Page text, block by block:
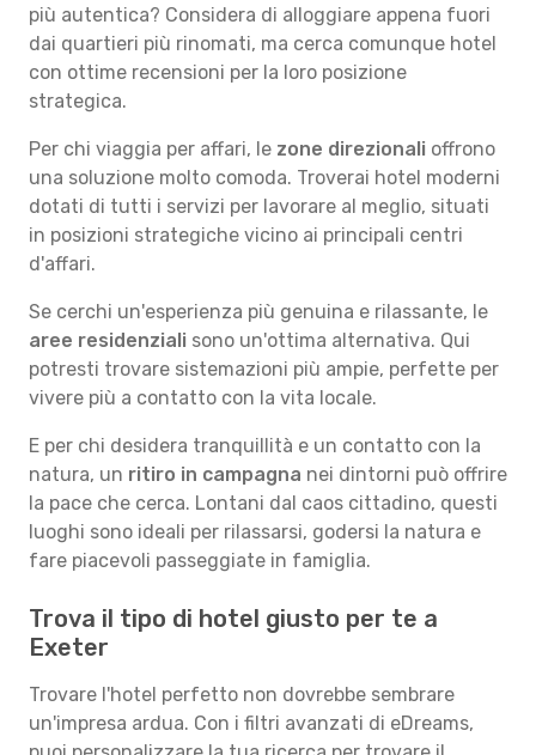
più autentica? Considera di alloggiare appena fuori
dai quartieri più rinomati, ma cerca comunque hotel
con ottime recensioni per la loro posizione
strategica.
Per chi viaggia per affari, le zone direzionali offrono
una soluzione molto comoda. Troverai hotel moderni
dotati di tutti i servizi per lavorare al meglio, situati
in posizioni strategiche vicino ai principali centri
d'affari.
Se cerchi un'esperienza più genuina e rilassante, le
aree residenziali sono un'ottima alternativa. Qui
potresti trovare sistemazioni più ampie, perfette per
vivere più a contatto con la vita locale.
E per chi desidera tranquillità e un contatto con la
natura, un ritiro in campagna nei dintorni può offrire
la pace che cerca. Lontani dal caos cittadino, questi
luoghi sono ideali per rilassarsi, godersi la natura e
fare piacevoli passeggiate in famiglia.
Trova il tipo di hotel giusto per te a
Exeter
Trovare l'hotel perfetto non dovrebbe sembrare
un'impresa ardua. Con i filtri avanzati di eDreams,